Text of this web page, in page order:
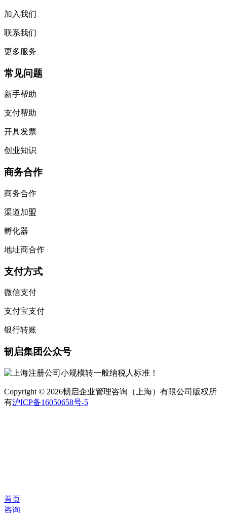
加入我们
联系我们
更多服务
常见问题
新手帮助
支付帮助
开具发票
创业知识
商务合作
商务合作
渠道加盟
孵化器
地址商合作
支付方式
微信支付
支付宝支付
银行转账
韧启集团公众号
Copyright © 2026韧启企业管理咨询（上海）有限公司版权所
有沪ICP备16050658号-5
首页
咨询